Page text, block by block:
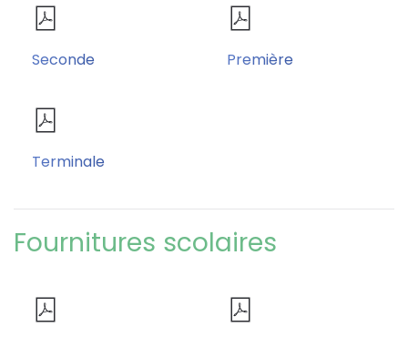
Seconde Première
Terminale
Fournitures scolaires